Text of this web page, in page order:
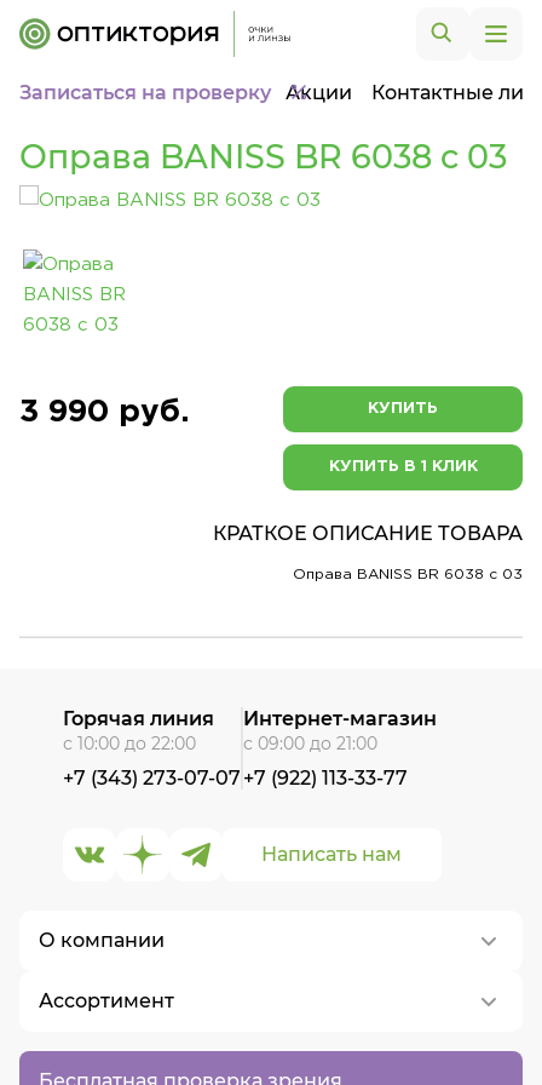
Записаться на проверку Акции Контактные
Оправа BANISS BR 6038 c 03
3 990 руб. КУПИТЬ
КУПИТЬ В 1 КЛИК
КРАТКОЕ ОПИСАНИЕ ТОВАРА
Оправа BANISS BR 6038 c 03
Бесплатная проверка зрения
О компании
О нас
Контакты
Ассортимент
Написать нам
Горячая линия
с 10:00 до 22:00
+7 (343) 273-07-07
Интернет-магазин
с 09:00 до 21:00
+7 (922) 113-33-77